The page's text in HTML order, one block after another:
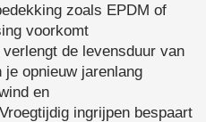
zoals EPDM of
voorkomt
de levensduur van
opnieuw jarenlang
en
ingrijpen bespaart